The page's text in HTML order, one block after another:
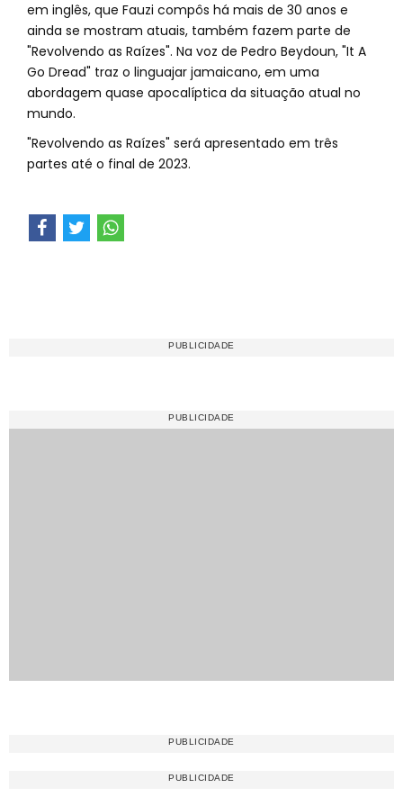
em inglês, que Fauzi compôs há mais de 30 anos e
ainda se mostram atuais, também fazem parte de
"Revolvendo as Raízes". Na voz de Pedro Beydoun, "It A
Go Dread" traz o linguajar jamaicano, em uma
abordagem quase apocalíptica da situação atual no
mundo.
"Revolvendo as Raízes" será apresentado em três
partes até o final de 2023.